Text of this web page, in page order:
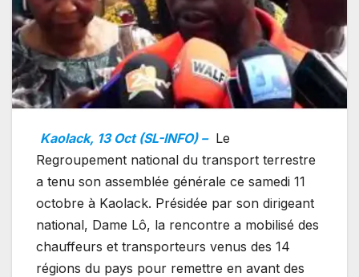
Kaolack, 13 Oct (SL-INFO) – Le
Regroupement national du transport terrestre
a tenu son assemblée générale ce samedi 11
octobre à Kaolack. Présidée par son dirigeant
national, Dame Lô, la rencontre a mobilisé des
chauffeurs et transporteurs venus des 14
régions du pays pour remettre en avant des